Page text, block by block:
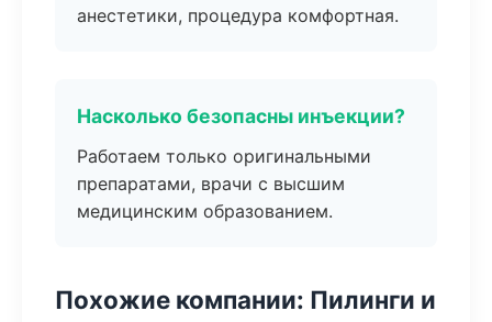
анестетики, процедура комфортная.
Насколько безопасны инъекции?
Работаем только оригинальными
препаратами, врачи с высшим
медицинским образованием.
Похожие компании: Пилинги и